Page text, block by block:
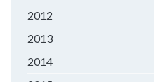
2012
2013
2014